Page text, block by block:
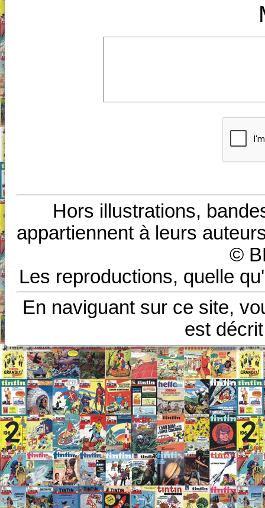
Hors illustrations,
appartiennent à leurs
©
Les reproductions, quelle
En naviguant sur ce site,
est